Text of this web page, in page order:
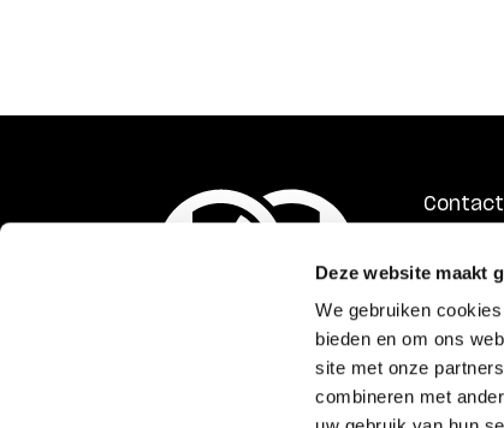
Deze website maakt
We gebruiken
bieden en om ons
site met onze
combineren met
Contact
Bezoekadres